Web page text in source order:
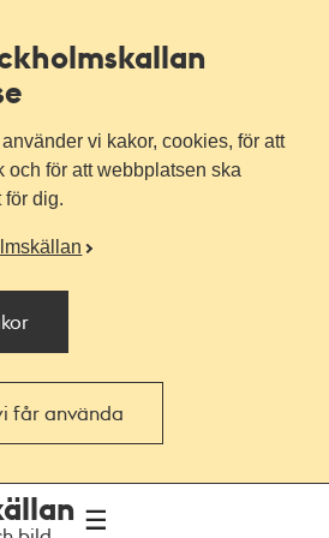
vi kakor, cookies, för att
och för att webbplatsen ska
för dig.
får använda